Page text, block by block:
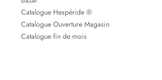
Catalogue Hespéride ®
Catalogue Ouverture Magasin
Catalogue fin de mois